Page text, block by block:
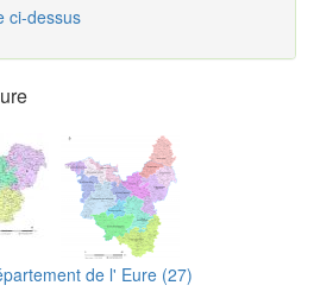
ci-dessus
de l' Eure (27)